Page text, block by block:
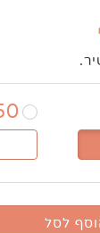
לסל